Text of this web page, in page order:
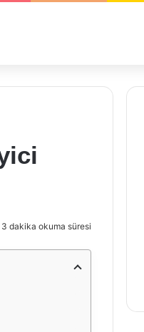
3 dakika okuma süresi